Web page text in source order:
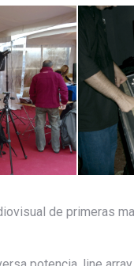
de primeras